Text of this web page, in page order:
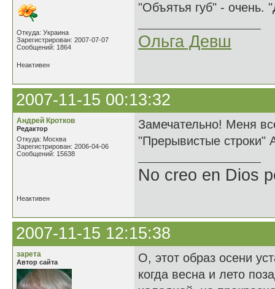
Откуда: Украина
Зарегистрирован: 2007-07-07
Сообщений: 1864
"Объятья губ" - очень.
Ольга Девш
Неактивен
2007-11-15 00:13:32
Андрей Кротков
Редактор
Откуда: Москва
Зарегистрирован: 2006-04-06
Сообщений: 15638
Замечательно! Меня
"Прерывистые строки"
No creo en Dios
Неактивен
2007-11-15 12:15:38
зарета
Автор сайта
О, этот образ осени
когда весна и лето